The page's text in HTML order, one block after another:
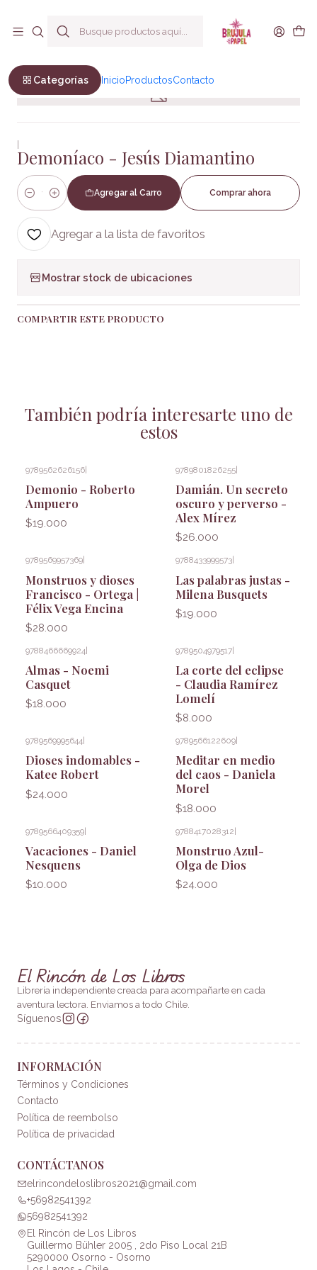
Categorías InicioProductosContacto
Demoníaco - Jesús Diamantino
|
Demoníaco - Jesús Diamantino
Cantidad
Agregar al Carro Comprar ahora
Agregar a la lista de favoritos
Mostrar stock de ubicaciones
COMPARTIR ESTE PRODUCTO
También podría interesarte uno de
estos
9789562626156
Demonio - Roberto
Ampuero
$19.000
9789801826255
Damián. Un secreto
oscuro y perverso -
Alex Mírez
$26.000
9789569957369
Monstruos y dioses
Francisco - Ortega |
Félix Vega Encina
$28.000
9788433999573
Las palabras justas -
Milena Busquets
$19.000
9788466669924|
Almas - Noemi
Casquet
$18.000
9789504979517|
La corte del eclipse
- Claudia Ramírez
Lomelí
$8.000
9789569995644
Dioses indomables -
Katee Robert
$24.000
9789566122609
Meditar en medio
del caos - Daniela
Morel
$18.000
9789566409359|
Vacaciones - Daniel
Nesquens
$10.000
9788417028312|
Monstruo Azul-
Olga de Dios
$24.000
El Rincón de Los Libros
Librería independiente creada para acompañarte en cada
aventura lectora. Enviamos a todo Chile.
Síguenos
INFORMACIÓN
Términos y Condiciones
Contacto
Política de reembolso
Política de privacidad
CONTÁCTANOS
elrincondeloslibros2021@gmail.com
+56982541392
56982541392
El Rincón de Los Libros
Guillermo Bühler 2005 , 2do Piso Local 21B
5290000 Osorno - Osorno